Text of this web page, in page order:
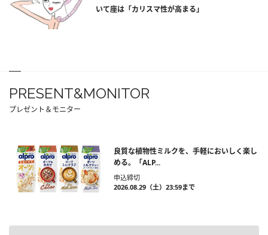
いて座は「カリスマ性が高まる」
PRESENT&MONITOR
プレゼント＆モニター
良質な植物性ミルクを、手軽においしく楽し
める。「ALP...
申込締切
2026.08.29（土）23:59まで